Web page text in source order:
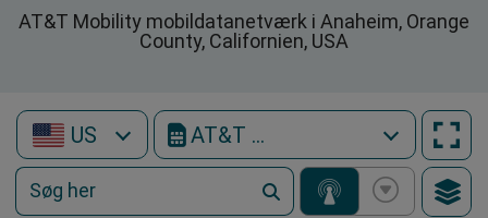
AT&T Mobility mobildatanetværk i Anaheim, Orange
County, Californien, USA
US AT&T Mobility